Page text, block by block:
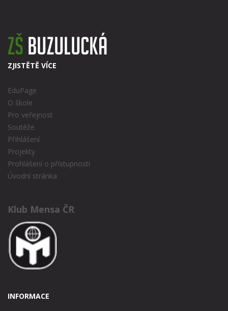
ZJISTĚTĚ VÍCE
EduPage
O škole
Pro veřejnost
Soutěže
Přihlášení
Projekty
Prohlášení o přístupnosti
Úvodní stránka
Klub Mensa ČR
INFORMACE